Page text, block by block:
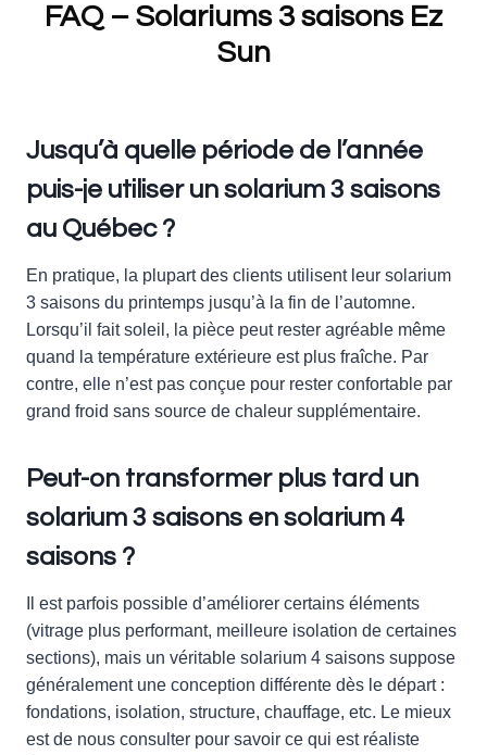
FAQ – Solariums 3 saisons Ez
Sun
Jusqu’à quelle période de l’année
puis-je utiliser un solarium 3 saisons
au Québec ?
En pratique, la plupart des clients utilisent leur solarium
3 saisons du printemps jusqu’à la fin de l’automne.
Lorsqu’il fait soleil, la pièce peut rester agréable même
quand la température extérieure est plus fraîche. Par
contre, elle n’est pas conçue pour rester confortable par
grand froid sans source de chaleur supplémentaire.
Peut-on transformer plus tard un
solarium 3 saisons en solarium 4
saisons ?
Il est parfois possible d’améliorer certains éléments
(vitrage plus performant, meilleure isolation de certaines
sections), mais un véritable solarium 4 saisons suppose
généralement une conception différente dès le départ :
fondations, isolation, structure, chauffage, etc. Le mieux
est de nous consulter pour savoir ce qui est réaliste